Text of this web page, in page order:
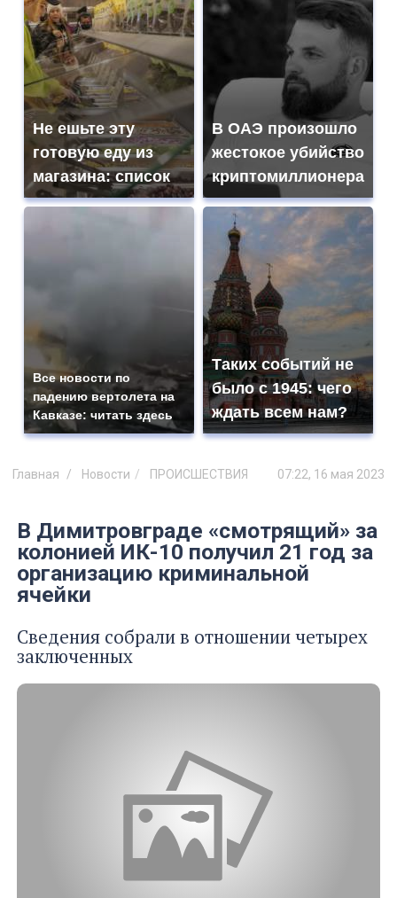
Не ешьте эту
готовую еду из
магазина: список
В ОАЭ произошло
жестокое убийство
криптомиллионера
Все новости по
падению вертолета на
Кавказе: читать здесь
Таких событий не
было с 1945: чего
ждать всем нам?
Главная Новости ПРОИСШЕСТВИЯ 07:22, 16 мая 2023
В Димитровграде «смотрящий» за
колонией ИК-10 получил 21 год за
организацию криминальной
ячейки
Сведения собрали в отношении четырех
заключенных